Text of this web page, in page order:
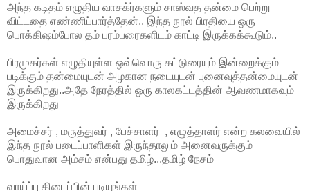
அந்த கடிதம் எழுதிய வாசக்ர்களும் சாஸ்வத தன்மை பெற்று
விட்டதை எண்ணிப்பார்த்தேன்.. இந்த நூல் பிரதியை ஒரு
பொக்கிஷம்போல தம் பரம்பரைகளிடம் காட்டி இருக்கக்கூடும்..
பிரமுகர்கள் எழுதியுள்ள ஒவ்வொரு கட்டுரையும் இன்றைக்கும்
படிக்கும் தன்மையுடன் அழகான நடையுடன் புனைவுத்தன்மையுடன்
இருக்கிறது..அதே நேரத்தில் ஒரு காலகட்டத்தின் ஆவணமாகவும்
இருக்கிறது
அமைச்சர் , மருத்துவர் , பேச்சாளர் , எழுத்தாளர் என்ற கலவையில்
இந்த நூல் படைப்பாளிகள் இருந்தாலும் அனைவருக்கும்
பொதுவான அம்சம் என்பது தமிழ்...தமிழ் நேசம்
வாய்ப்பு கிடைப்பின் படியுங்கள்